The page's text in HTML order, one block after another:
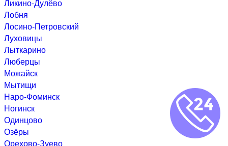
Ликино-Дулёво
Лобня
Лосино-Петровский
Луховицы
Лыткарино
Люберцы
Можайск
Мытищи
Наро-Фоминск
Ногинск
Одинцово
Озёры
Орехово-Зуево